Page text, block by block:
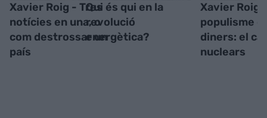
Xavier Roig - Tres
notícies en una, o
com destrossar un
país
Qui és qui en la
revolució
energètica?
Xavier Roig
populisme
diners: el
nuclears